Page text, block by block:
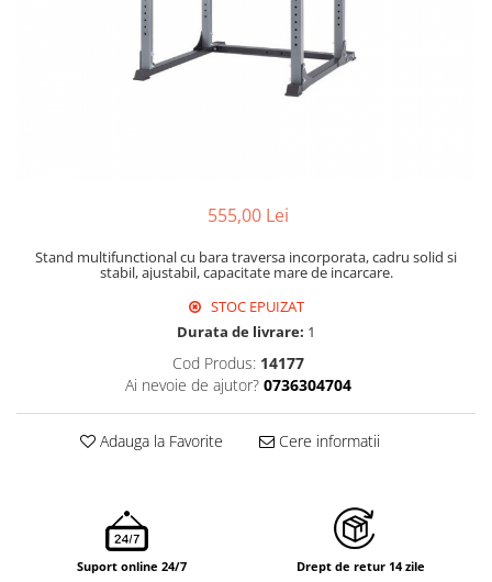
555,00 Lei
Stand multifunctional cu bara traversa incorporata, cadru solid si
stabil, ajustabil, capacitate mare de incarcare.
STOC EPUIZAT
Durata de livrare: 1
Cod Produs: 14177
Ai nevoie de ajutor? 0736304704
Adauga la Favorite Cere informatii
Suport online 24/7 Drept de retur 14 zile